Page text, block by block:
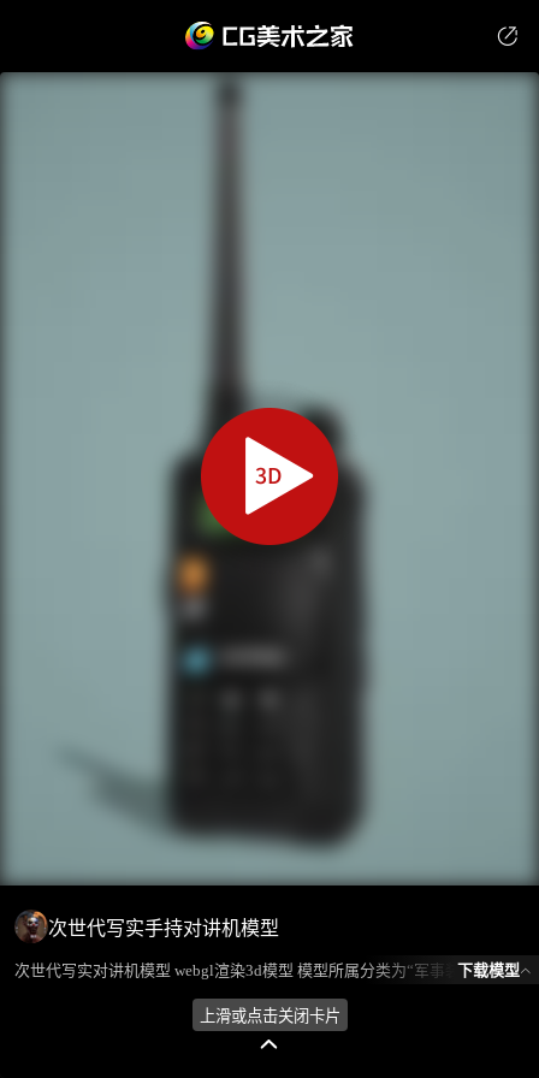
次世代写实手持对讲机模型
次世代写实对讲机模型 webgl渲染3d模型 模型所属分类为“军事装备-设备/装备”，模型风格为写实，模型ID为101026，本模型由设计师 不爱喝水的鱼 在2024-08-08 16:58:49上传，含.fbx，.gltf相关源文件下载格式，点数为3953，面数为3751，材质数为1，贴图数为4，CG美术之家持续为您更新与数字孪生、影视动画和游戏VR等相关优质资源。
下载模型
上滑或点击关闭卡片